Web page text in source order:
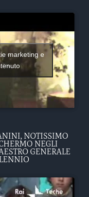
marketing e
NOTISSIMO
NEGLI
GENERALE